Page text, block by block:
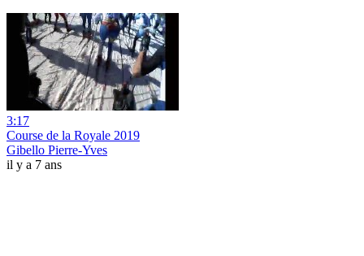
3:17
Course de la Royale 2019
Gibello Pierre-Yves
il y a 7 ans